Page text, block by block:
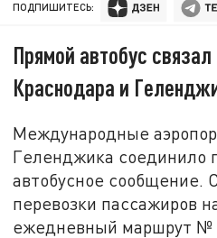
ПОДПИШИТЕСЬ:
Прямой автобус
Краснодара и
Международные
Геленджика соединило
автобусное сообщение.
перевозки пассажиров
ежедневный маршрут №